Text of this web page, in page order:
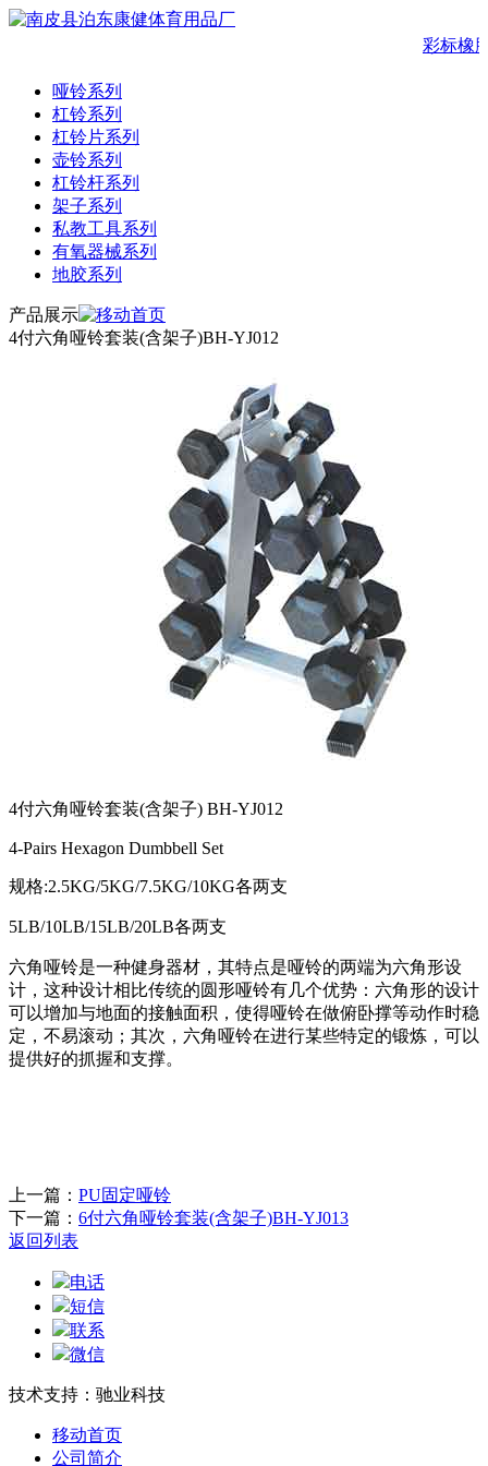
彩标橡
哑铃系列
杠铃系列
杠铃片系列
壶铃系列
杠铃杆系列
架子系列
私教工具系列
有氧器械系列
地胶系列
产品展示
4付六角哑铃套装(含架子)BH-YJ012
4付六角哑铃套装(含架子) BH-YJ012
4-Pairs Hexagon Dumbbell Set
规格:2.5KG/5KG/7.5KG/10KG各两支
5LB/10LB/15LB/20LB各两支
六角哑铃是一种健身器材，其特点是哑铃的两端为六角形设
计，这种设计相比传统的圆形哑铃有几个优势：六角形的设计
可以增加与地面的接触面积，使得哑铃在做俯卧撑等动作时稳
定，不易滚动；其次，六角哑铃在进行某些特定的锻炼，可以
提供好的抓握和支撑。
上一篇： PU固定哑铃
下一篇： 6付六角哑铃套装(含架子)BH-YJ013
返回列表
电话
短信
联系
微信
技术支持：驰业科技
移动首页
公司简介